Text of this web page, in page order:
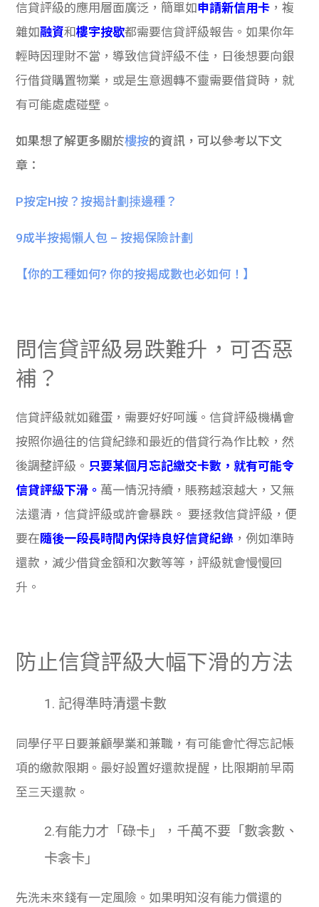
信貸評級的應用層面廣泛，簡單如申請新信用卡 ，複
雜如融資和樓宇按歇都需要信貸評級報告。如果你年
輕時因理財不當，導致信貸評級不佳，日後想要向銀
行借貸購置物業，或是生意週轉不靈需要借貸時，就
有可能處處碰壁。
如果想了解更多關於樓按的資訊，可以參考以下文
章：
P按定H按？按揭計劃㨂邊種？
9成半按揭懶人包 – 按揭保險計劃
【你的工種如何? 你的按揭成數也必如何！】
問信貸評級易跌難升，可否惡
補？
信貸評級就如雞蛋，需要好好呵護。信貸評級機構會
按照你過往的信貸紀錄和最近的借貸行為作比較，然
後調整評級。 只要某個月忘記繳交卡數，就有可能令
信貸評級下滑 。 萬一情況持續，賬務越滾越大，又無
法還清，信貸評級或許會暴跌。 要拯救信貸評級，便
要在 隨後一段長時間內保持良好信貸紀錄 ，例如準時
還款，減少借貸金額和次數等等，評級就會慢慢回
升。
防止信貸評級大幅下滑的方法
1. 記得準時清還卡數
同學仔平日要兼顧學業和兼職，有可能會忙得忘記帳
項的繳款限期。最好設置好還款提醒，比限期前早兩
至三天還款。
2.有能力才「碌卡」，千萬不要「數衾數、
卡衾卡」
先洗未來錢有一定風險。如果明知沒有能力償還的